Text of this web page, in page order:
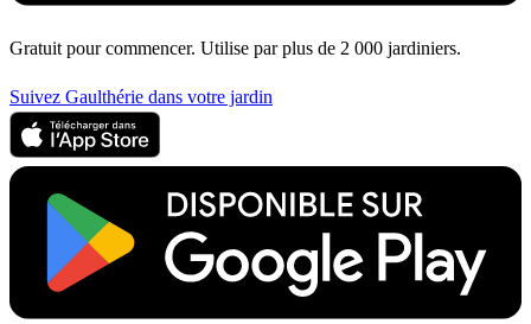
Gratuit pour commencer. Utilise par plus de 2 000 jardiniers.
Suivez Gaulthérie dans votre jardin